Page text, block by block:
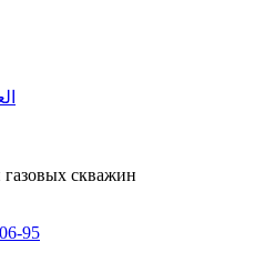
скважин
95